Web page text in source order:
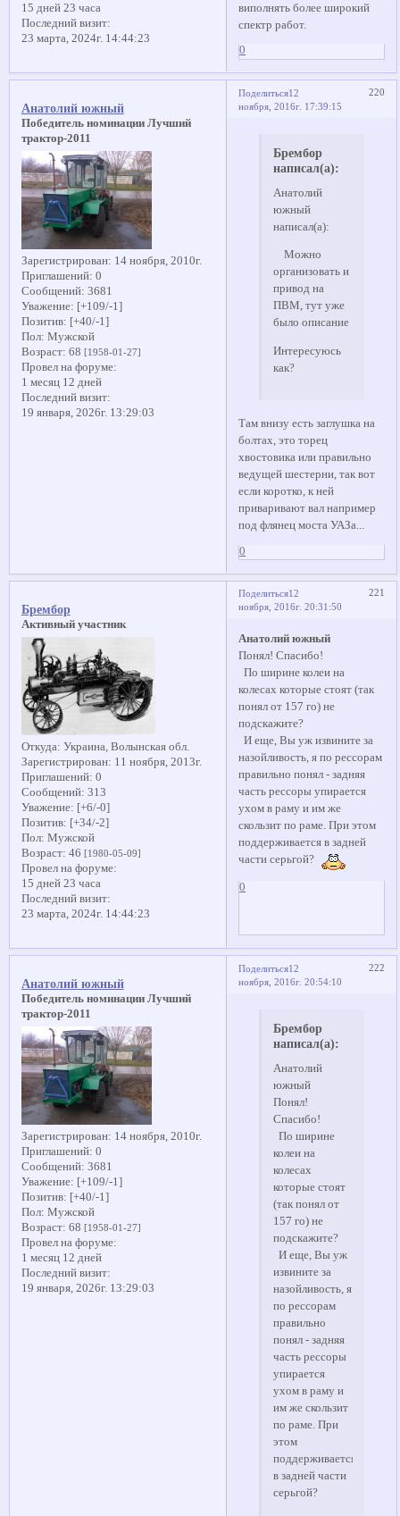
15 дней 23 часа
Последний визит:
23 марта, 2024г. 14:44:23
виполнять более широкий
спектр работ.
0
Поделиться 220
12
ноября, 2016г. 17:39:15
Анатолий южный
Победитель номинации Лучший
трактор-2011
Зарегистрирован: 14 ноября, 2010г.
Приглашений: 0
Сообщений: 3681
Уважение: [+109/-1]
Позитив: [+40/-1]
Пол: Мужской
Возраст: 68 [1958-01-27]
Провел на форуме:
1 месяц 12 дней
Последний визит:
19 января, 2026г. 13:29:03
Брембор
написал(а):
Анатолий
южный
написал(а):
Можно
организовать и
привод на
ПВМ, тут уже
было описание
Интересуюсь
как?
Там внизу есть заглушка на
болтах, это торец
хвостовика или правильно
ведущей шестерни, так вот
если коротко, к ней
приваривают вал например
под флянец моста УАЗа...
0
Поделиться 221
12
ноября, 2016г. 20:31:50
Брембор
Активный участник
Откуда: Украина, Волынская обл.
Зарегистрирован: 11 ноября, 2013г.
Приглашений: 0
Сообщений: 313
Уважение: [+6/-0]
Позитив: [+34/-2]
Пол: Мужской
Возраст: 46 [1980-05-09]
Провел на форуме:
15 дней 23 часа
Последний визит:
23 марта, 2024г. 14:44:23
Анатолий южный
Понял! Спасибо!
По ширине колеи на
колесах которые стоят (так
понял от 157 го) не
подскажите?
И еще, Вы уж извините за
назойливость, я по рессорам
правильно понял - задняя
часть рессоры упирается
ухом в раму и им же
скользит по раме. При этом
поддерживается в задней
части серьгой?
0
Поделиться 222
12
ноября, 2016г. 20:54:10
Анатолий южный
Победитель номинации Лучший
трактор-2011
Зарегистрирован: 14 ноября, 2010г.
Приглашений: 0
Сообщений: 3681
Уважение: [+109/-1]
Позитив: [+40/-1]
Пол: Мужской
Возраст: 68 [1958-01-27]
Провел на форуме:
1 месяц 12 дней
Последний визит:
19 января, 2026г. 13:29:03
Брембор
написал(а):
Анатолий
южный
Понял!
Спасибо!
По ширине
колеи на
колесах
которые стоят
(так понял от
157 го) не
подскажите?
И еще, Вы уж
извините за
назойливость, я
по рессорам
правильно
понял - задняя
часть рессоры
упирается
ухом в раму и
им же скользит
по раме. При
этом
поддерживается
в задней части
серьгой?